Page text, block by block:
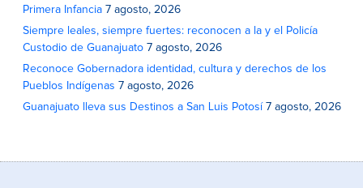
Primera Infancia 7 agosto, 2026
Siempre leales, siempre fuertes: reconocen a la y el Policía
Custodio de Guanajuato 7 agosto, 2026
Reconoce Gobernadora identidad, cultura y derechos de los
Pueblos Indígenas 7 agosto, 2026
Guanajuato lleva sus Destinos a San Luis Potosí 7 agosto, 2026